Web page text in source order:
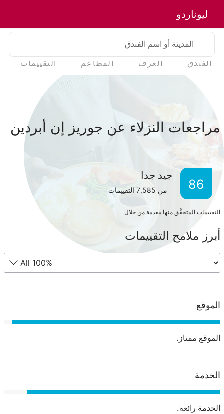
ليوناردو
المدينة أو اسم الفندق
الفندق الغرف المطاعم التقييمات
مراجعات النزلاء عن جوريز إن أبردين
86
جيد جدا
من 7,585 التقييمات
التقييمات المتحقَّق منها مقدمة من خلال
أبرز ملامح التقييمات
الموقع
الموقع ممتاز.
الخدمة
الخدمة رائعة.